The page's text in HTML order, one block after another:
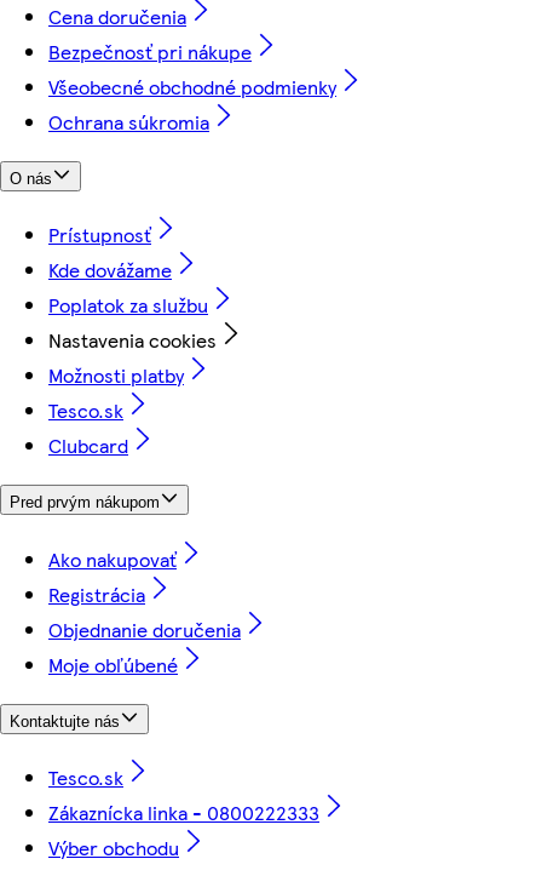
Cena doručenia
Bezpečnosť pri nákupe
Všeobecné obchodné podmienky
Ochrana súkromia
O nás
Prístupnosť
Kde dovážame
Poplatok za službu
Nastavenia cookies
Možnosti platby
Tesco.sk
Clubcard
Pred prvým nákupom
Ako nakupovať
Registrácia
Objednanie doručenia
Moje obľúbené
Kontaktujte nás
Tesco.sk
Zákaznícka linka - 0800222333
Výber obchodu